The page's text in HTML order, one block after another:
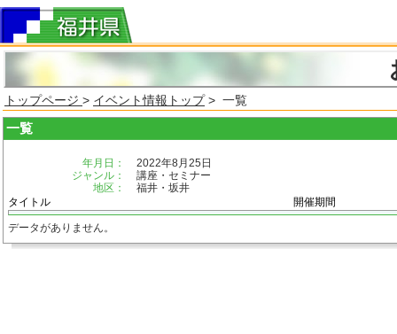
トップページ > イベント情報トップ> 一覧
一覧
年月日：
2022年8月25日
ジャンル：
講座・セミナー
地区：
福井・坂井
タイトル
開催期間
データがありません。